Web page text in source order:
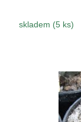
skladem (5 ks)